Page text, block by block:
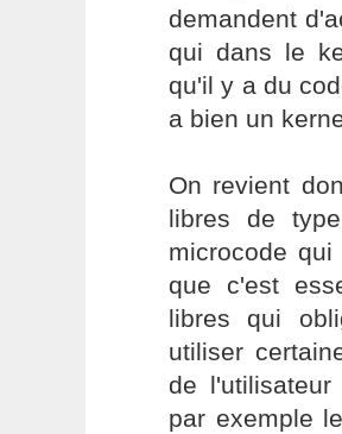
demandent
qui dans le
qu'il y a du
a bien un
On revient
libres de
microcode
que c'est
libres qui
utiliser
de
par exemple